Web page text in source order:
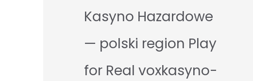
Kasyno Hazardowe
— polski region Play
for Real voxkasyno-